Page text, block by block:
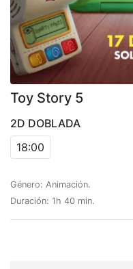
Toy Story 5
2D DOBLADA
18:00
Género: Animación.
Duración: 1h 40 min.